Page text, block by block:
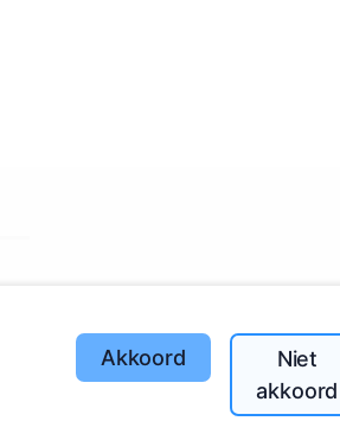
Akkoord
Niet
akkoord